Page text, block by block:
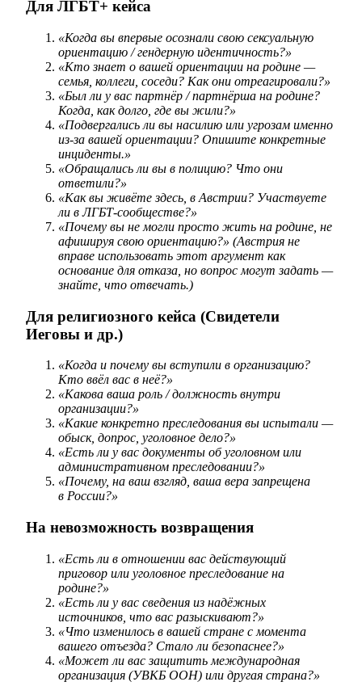
Для ЛГБТ+ кейса
«Когда вы впервые осознали свою сексуальную
ориентацию / гендерную идентичность?»
«Кто знает о вашей ориентации на родине —
семья, коллеги, соседи? Как они отреагировали?»
«Был ли у вас партнёр / партнёрша на родине?
Когда, как долго, где вы жили?»
«Подвергались ли вы насилию или угрозам именно
из-за вашей ориентации? Опишите конкретные
инциденты.»
«Обращались ли вы в полицию? Что они
ответили?»
«Как вы живёте здесь, в Австрии? Участвуете
ли в ЛГБТ-сообществе?»
«Почему вы не могли просто жить на родине, не
афишируя свою ориентацию?» (Австрия не
вправе использовать этот аргумент как
основание для отказа, но вопрос могут задать —
знайте, что отвечать.)
Для религиозного кейса (Свидетели
Иеговы и др.)
«Когда и почему вы вступили в организацию?
Кто ввёл вас в неё?»
«Какова ваша роль / должность внутри
организации?»
«Какие конкретно преследования вы испытали —
обыск, допрос, уголовное дело?»
«Есть ли у вас документы об уголовном или
административном преследовании?»
«Почему, на ваш взгляд, ваша вера запрещена
в России?»
На невозможность возвращения
«Есть ли в отношении вас действующий
приговор или уголовное преследование на
родине?»
«Есть ли у вас сведения из надёжных
источников, что вас разыскивают?»
«Что изменилось в вашей стране с момента
вашего отъезда? Стало ли безопаснее?»
«Может ли вас защитить международная
организация (УВКБ ООН) или другая страна?»